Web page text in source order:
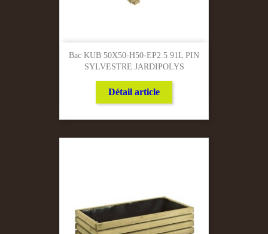
Bac KUB 50X50-H50-EP2.5 91L PIN
SYLVESTRE JARDIPOLYS
Détail article